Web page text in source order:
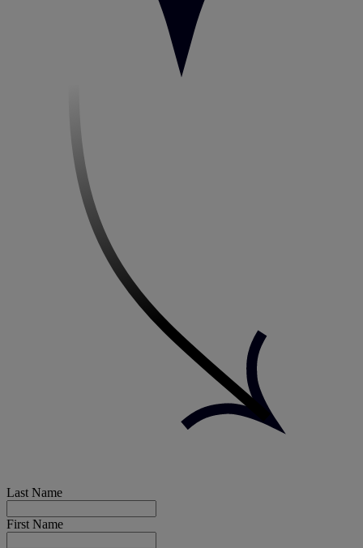
Last Name
First Name